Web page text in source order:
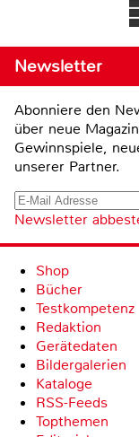
Newsletter
Abonniere den
über neue
Gewinnspiele,
unserer Partner.
Newsletter
Shop
Bücher
Testkompetenz
Redaktion
Gerätedaten
Bildergalerien
Kataloge
RSS-Feeds
Topthemen